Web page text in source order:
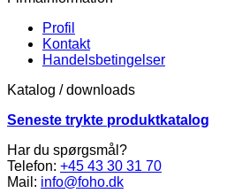
Profil
Kontakt
Handelsbetingelser
Katalog / downloads
Seneste trykte produktkatalog
Har du spørgsmål?
Telefon: +45 43 30 31 70
Mail: info@foho.dk